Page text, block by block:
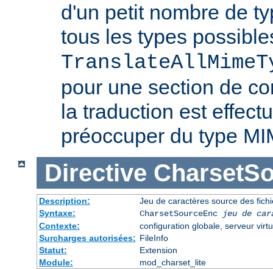
d'un petit nombre de
tous les types
pour une section de
la traduction est
préoccuper du type
Directive
Description:
Jeu de caractères source des
Syntaxe:
CharsetSourceEnc
jeu de
Contexte:
configuration globale, serveur
Surcharges autorisées: FileInfo
Statut:
Extension
Module:
mod_charset_lite